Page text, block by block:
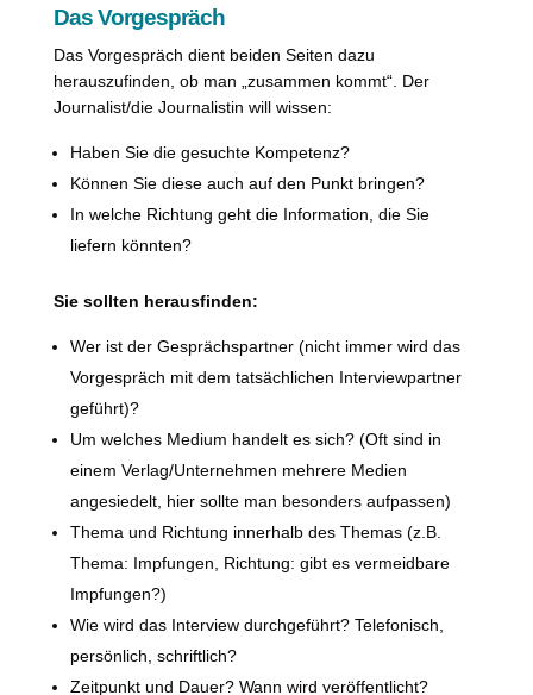
Das Vorgespräch
Das Vorgespräch dient beiden Seiten dazu
herauszufinden, ob man „zusammen kommt“. Der
Journalist/die Journalistin will wissen:
Haben Sie die gesuchte Kompetenz?
Können Sie diese auch auf den Punkt bringen?
In welche Richtung geht die Information, die Sie
liefern könnten?
Sie sollten herausfinden:
Wer ist der Gesprächspartner (nicht immer wird das
Vorgespräch mit dem tatsächlichen Interviewpartner
geführt)?
Um welches Medium handelt es sich? (Oft sind in
einem Verlag/Unternehmen mehrere Medien
angesiedelt, hier sollte man besonders aufpassen)
Thema und Richtung innerhalb des Themas (z.B.
Thema: Impfungen, Richtung: gibt es vermeidbare
Impfungen?)
Wie wird das Interview durchgeführt? Telefonisch,
persönlich, schriftlich?
Zeitpunkt und Dauer? Wann wird veröffentlicht?